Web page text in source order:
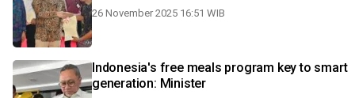
26 November 2025 16:51 WIB
Indonesia's free meals program key to smart
generation: Minister